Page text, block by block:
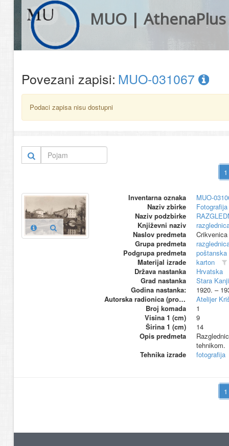
MUO | AthenaPlus
Povezani zapisi: MUO-031067
Podaci zapisa nisu dostupni
Inventarna oznaka
MUO-
Naziv zbirke
Naziv podzbirke
Književni naziv
Naslov predmeta
Grupa predmeta
Podgrupa predmeta
poštanska
Materijal izrade
karton
Država nastanka
Hrvatska
Grad nastanka
Stara
Godina nastanka:
1920. –
Autorska radionica (proizvođač)
Atelijer
Broj komada
1
Visina 1 (cm)
9
Širina 1 (cm)
14
Opis predmeta
tehnikom.
Tehnika izrade
fotografija